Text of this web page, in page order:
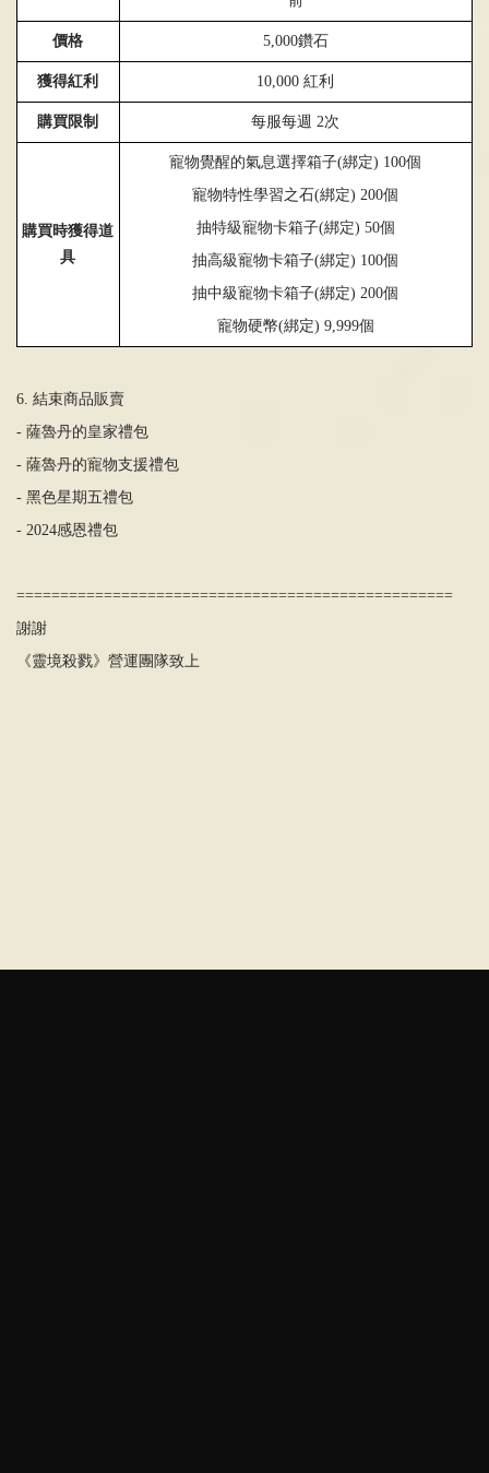
價格 5,000鑽石
獲得紅利 10,000紅利
購買限制 每服每週2次
購買時獲得道
具
寵物覺醒的氣息選擇箱子(綁定) 100個
寵物特性學習之石(綁定) 200個
抽特級寵物卡箱子(綁定) 50個
抽高級寵物卡箱子(綁定) 100個
抽中級寵物卡箱子(綁定) 200個
寵物硬幣(綁定) 9,999個
6. 結束商品販賣
- 薩魯丹的皇家禮包
- 薩魯丹的寵物支援禮包
- 黑色星期五禮包
- 2024感恩禮包
==================================================
謝謝
《靈境殺戮》營運團隊致上